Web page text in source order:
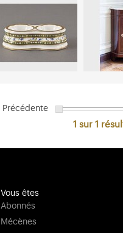
Précédente
1 sur 1
Vous êtes
Abonnés
Mécènes